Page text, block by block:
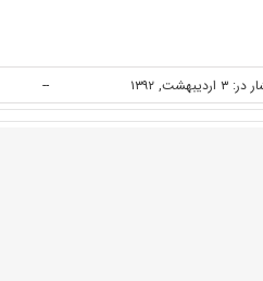
اردیبهشت, ۱۳۹۲ --